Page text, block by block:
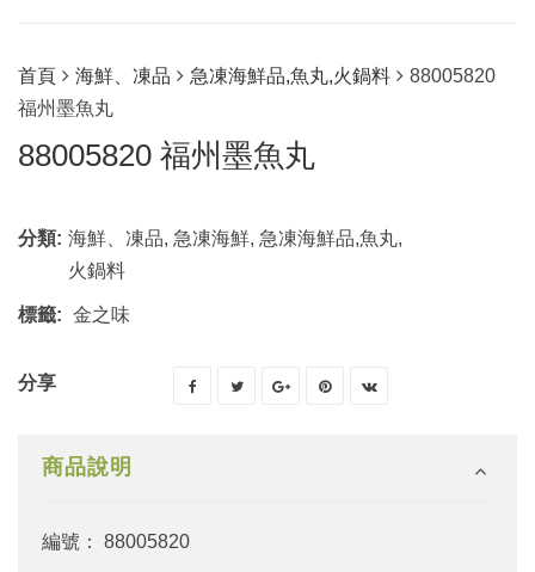
首頁 海鮮、凍品 急凍海鮮品,魚丸,火鍋料
88005820
福州墨魚丸
88005820 福州墨魚丸
分類: 海鮮、凍品, 急凍海鮮, 急凍海鮮品,魚丸,
火鍋料
標籤: 金之味
分享
商品說明
編號： 88005820